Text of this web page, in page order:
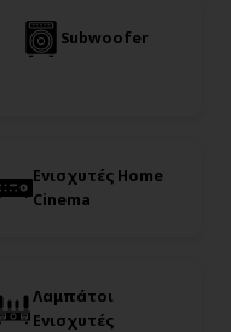
Subwoofer
Ενισχυτές Home
Cinema
Λαμπάτοι
Ενισχυτές